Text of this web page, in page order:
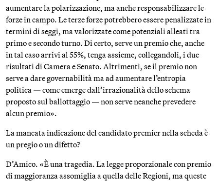
aumentare la polarizzazione, ma anche responsabilizzare le
forze in campo. Le terze forze potrebbero essere penalizzate in
termini di seggi, ma valorizzate come potenziali alleati tra
primo e secondo turno. Di certo, serve un premio che, anche
in tal caso arrivi al 55%, tenga assieme, collegandoli, i due
risultati di Camera e Senato. Altrimenti, se il premio non
serve a dare governabilità ma ad aumentare l’entropia
politica — come emerge dall’irrazionalità dello schema
proposto sul ballottaggio — non serve neanche prevedere
alcun premio».
La mancata indicazione del candidato premier nella scheda è
un pregio o un difetto?
D’Amico. «È una tragedia. La legge proporzionale con premio
di maggioranza assomiglia a quella delle Regioni, ma queste